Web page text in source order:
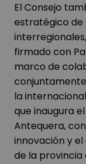
El Consejo
estratégico de
firmado con
marco de
la
que inaugura
Antequera,
innovación y
de la provincia